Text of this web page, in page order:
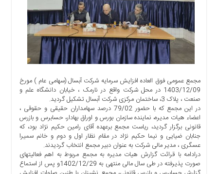
آموزشی
ورزشی
تماس
دسترسی
سریع
درباره
تماس
مجمع عمومی فوق العاده افزایش سرمایه شرکت آبسال (سهامی عام ) مورخ
1403/12/09 در محل شرکت واقع در نارمک ، خیابان دانشگاه علم و
صنعت ، پلاک 3، ساختمان مرکزی شرکت آبسال تشکیل گردید.
در این مجمع که با حضور 79/02 درصد سهامداران حقیقی و حقوقی ،
اعضاء هیات مدیره، نماینده سازمان بورس و اوراق بهادار، حسابرس و بازرس
قانونی برگزار گردید، ریاست مجمع برعهده آقای رامين حکيم نژاد بود، که
جنابان ضیایی و نیما حکیم نژاد در مقام نظار اول و دوم و خانم سمیرا
عسگری ، مدیر مالی شرکت به عنوان دبیر مجمع انتخاب گردیدند.
درادامه با قرائت گزارش هیات مدیره به مجمع مربوط به اهم فعالیتهای
صورت پذیرفته در طی سال مالی منتهی به 1402/12/29و پس از استماع